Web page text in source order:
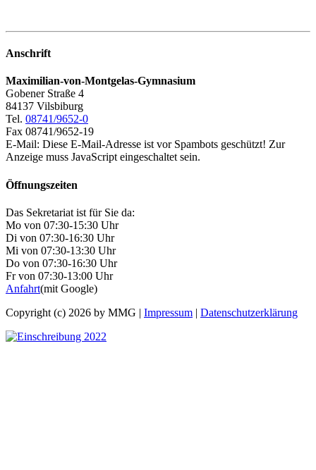
Anschrift
Maximilian-von-Montgelas-Gymnasium
Gobener Straße 4
84137 Vilsbiburg
Tel. 08741/9652-0
Fax 08741/9652-19
E-Mail: Diese E-Mail-Adresse ist vor Spambots geschützt! Zur
Anzeige muss JavaScript eingeschaltet sein.
Öffnungszeiten
Das Sekretariat ist für Sie da:
Mo von 07:30-15:30 Uhr
Di von 07:30-16:30 Uhr
Mi von 07:30-13:30 Uhr
Do von 07:30-16:30 Uhr
Fr von 07:30-13:00 Uhr
Anfahrt(mit Google)
Copyright (c) 2026 by MMG | Impressum | Datenschutzerklärung